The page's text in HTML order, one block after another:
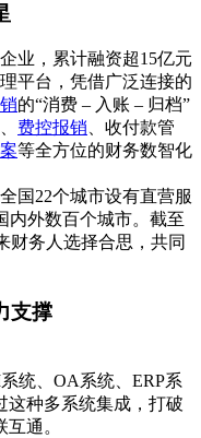
业，累计融资超15亿元
平台，凭借广泛连接的
的“消费 – 入账 – 归档”
费控报销 、收付款管
等全方位的财务数智化
国22个城市设有直营服
内外数百个城市。截至
财务人选择合思，共同
支撑
统、OA系统、ERP系
这种多系统集成，打破
通。